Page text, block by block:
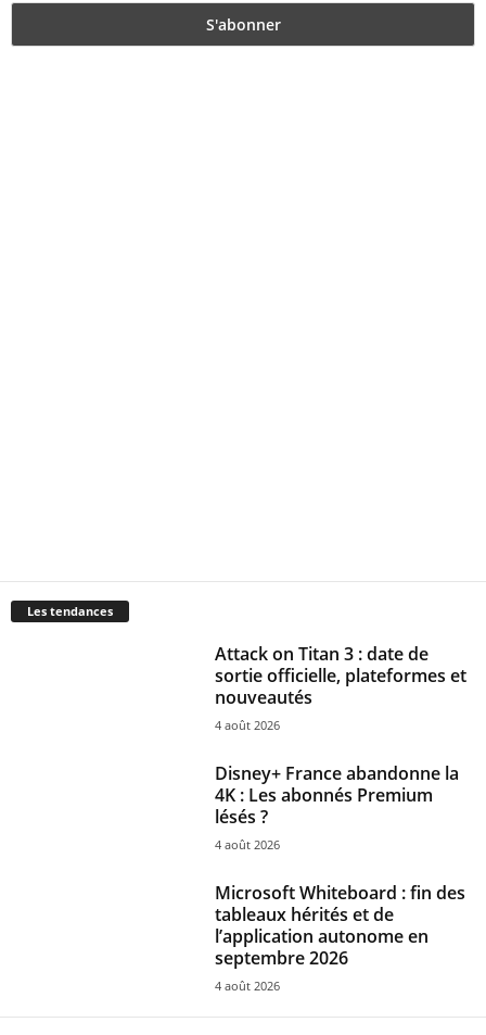
Les tendances
Attack on Titan 3 : date de
sortie officielle, plateformes et
nouveautés
4 août 2026
Disney+ France abandonne la
4K : Les abonnés Premium
lésés ?
4 août 2026
Microsoft Whiteboard : fin des
tableaux hérités et de
l’application autonome en
septembre 2026
4 août 2026